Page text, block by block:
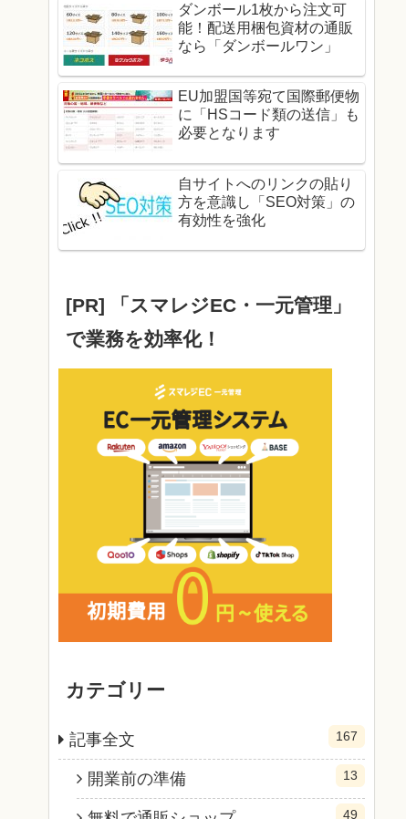
ダンボール1枚から注文可
能！配送用梱包資材の通販
なら「ダンボールワン」
EU加盟国等宛て国際郵便物
に「HSコード類の送信」も
必要となります
自サイトへのリンクの貼り
方を意識し「SEO対策」の
有効性を強化
[PR] 「スマレジEC・一元管理」
で業務を効率化！
カテゴリー
記事全文 167
開業前の準備 13
49